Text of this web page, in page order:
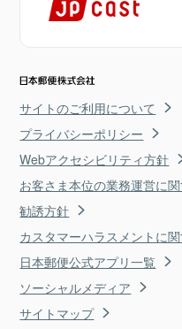
サイトのご利用について
プライバシーポリシー
Webアクセシビリティ方針
お客さま本位の業務運営に
勧誘方針
カスタマーハラスメントに
日本郵便公式アプリ一覧
ソーシャルメディア
サイトマップ